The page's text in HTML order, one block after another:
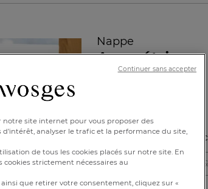
Nappe
Asymétrie
Caractéristique : Nappe
155x155cm
notre site internet pour vous proposer des
analyser le trafic et la performance du site,
de tous les cookies placés sur notre site. En
cookies strictement nécessaires au
que retirer votre consentement, cliquez sur «
Continuer sans accepter